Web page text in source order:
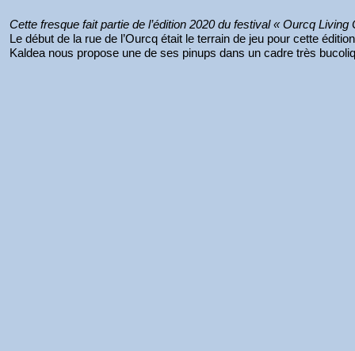
Cette fresque fait partie de l’édition 2020 du festival « Ourcq
Le début de la rue de l’Ourcq était le terrain de jeu pour cette
Kaldea nous propose une de ses pinups dans un cadre très